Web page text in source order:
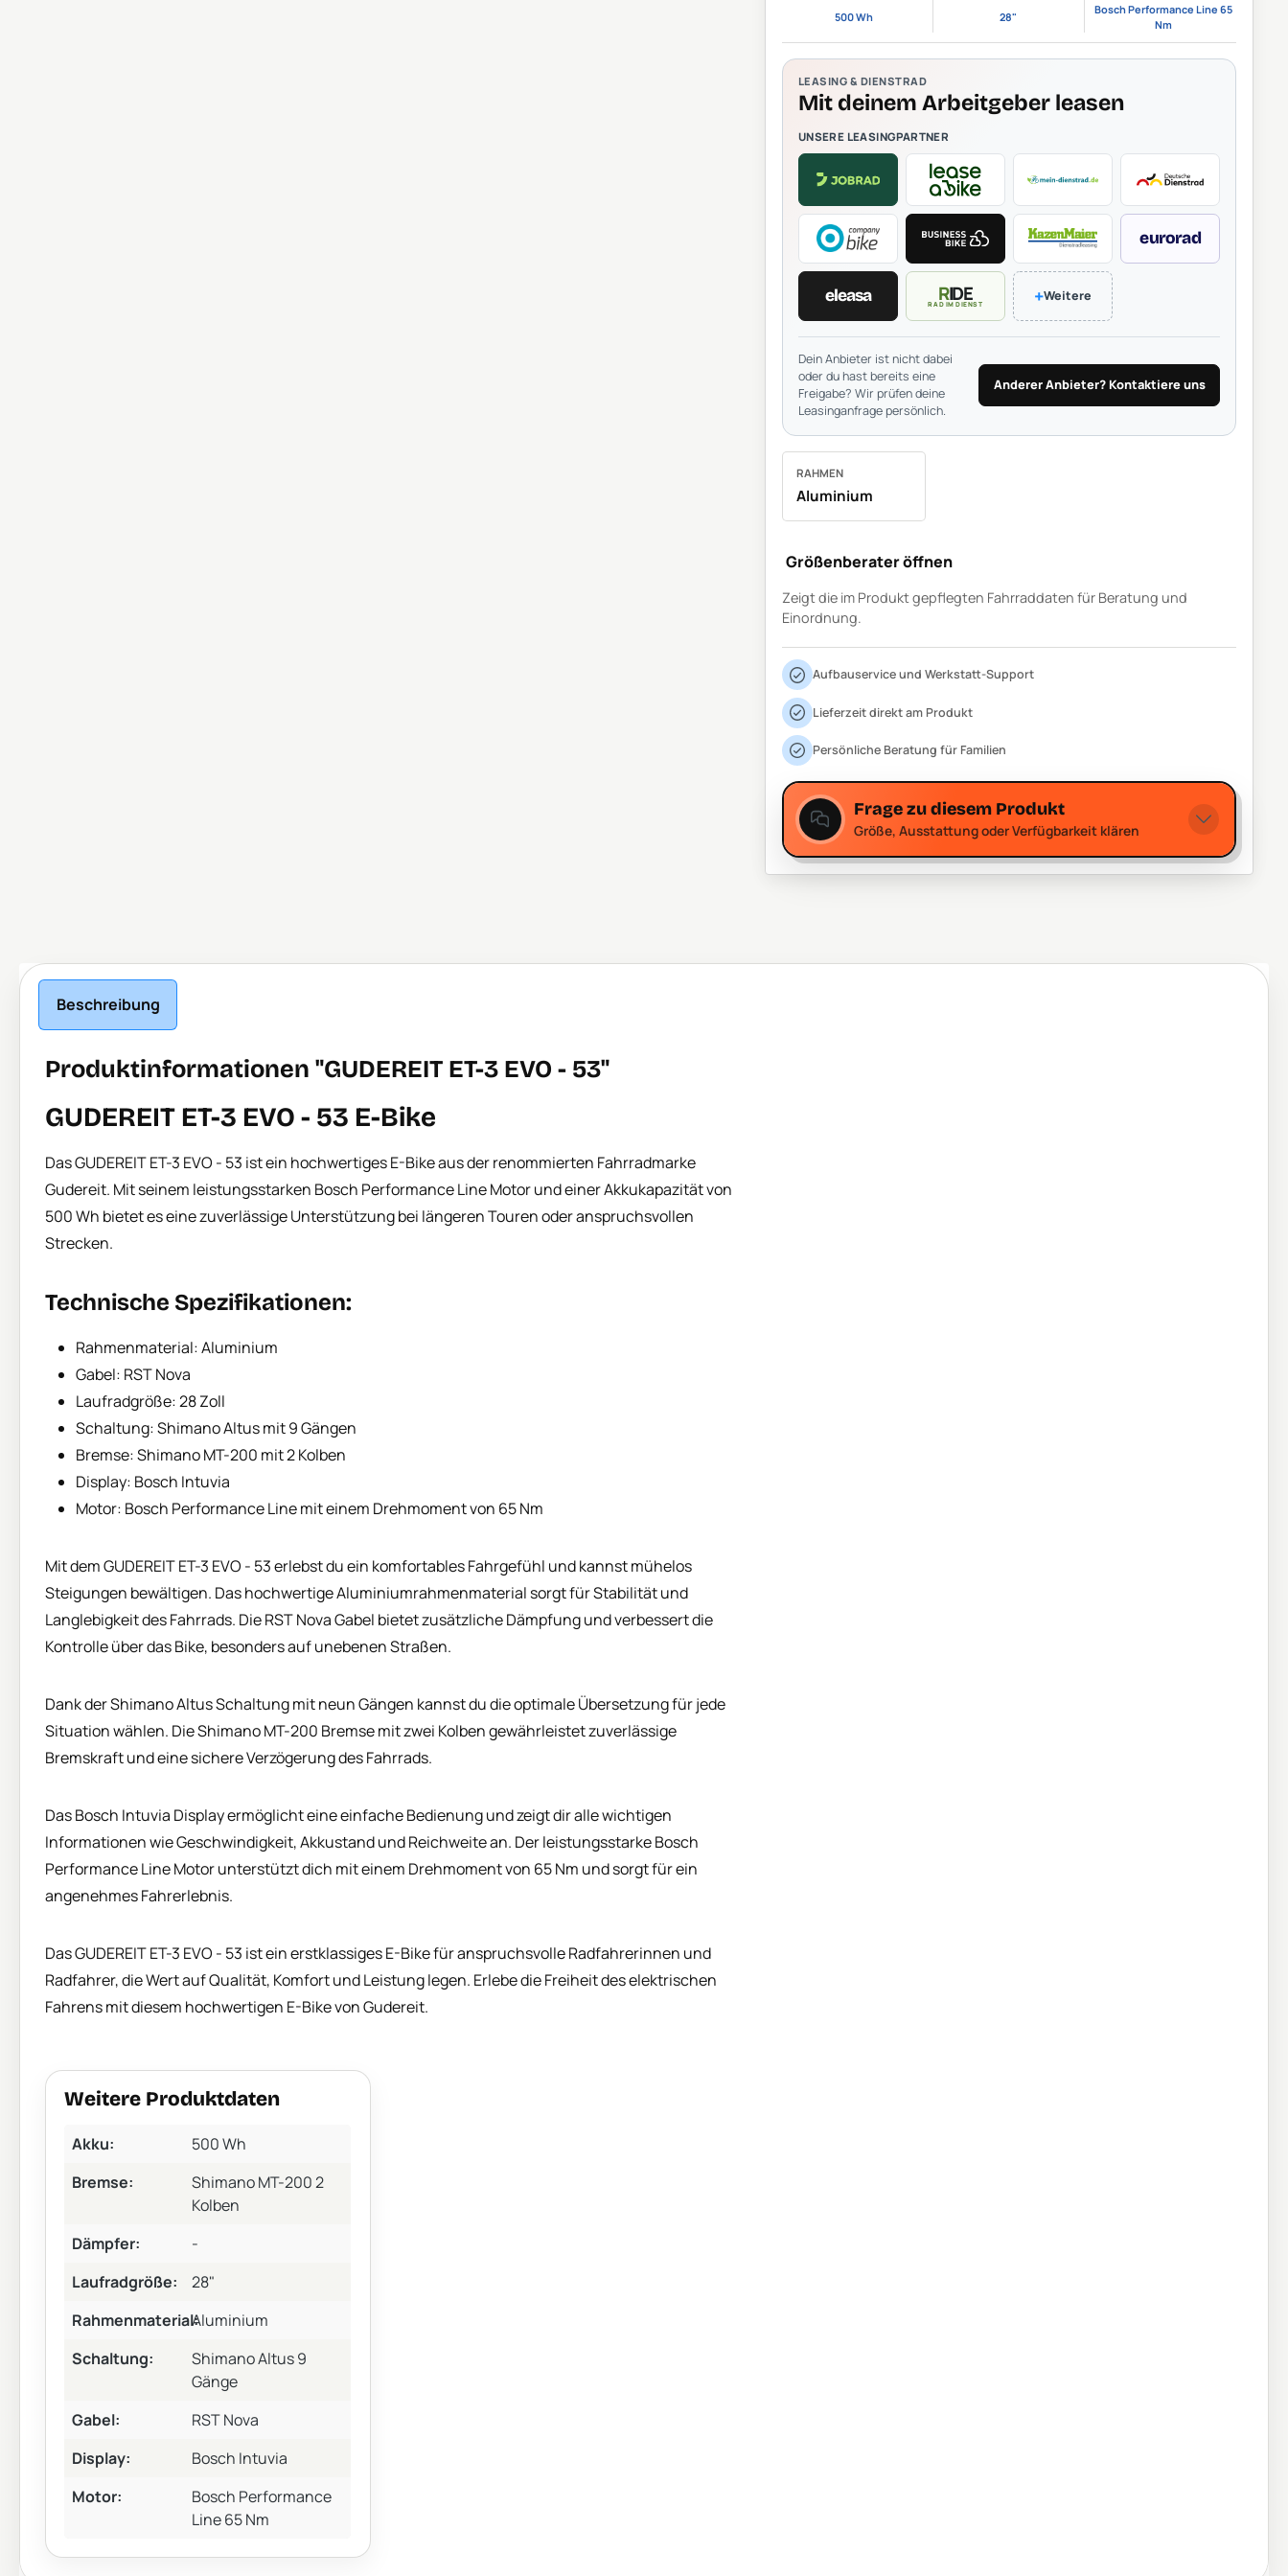
500 Wh 28"
Bosch Performance Line 65
Nm
LEASING & DIENSTRAD
Mit deinem Arbeitgeber leasen
UNSERE LEASINGPARTNER
eurorad
eleasa RIDE
RAD IM DIENST +Weitere
Dein Anbieter ist nicht dabei
oder du hast bereits eine
Freigabe? Wir prüfen deine
Leasinganfrage persönlich.
Anderer Anbieter? Kontaktiere uns
RAHMEN
Aluminium
Größenberater öffnen
Zeigt die im Produkt gepflegten Fahrraddaten für Beratung und
Einordnung.
Aufbauservice und Werkstatt-Support
Lieferzeit direkt am Produkt
Persönliche Beratung für Familien
Frage zu diesem Produkt
Größe, Ausstattung oder Verfügbarkeit klären
Beschreibung
Produktinformationen "GUDEREIT ET-3 EVO - 53"
GUDEREIT ET-3 EVO - 53 E-Bike
Das GUDEREIT ET-3 EVO - 53 ist ein hochwertiges E-Bike aus der renommierten Fahrradmarke
Gudereit. Mit seinem leistungsstarken Bosch Performance Line Motor und einer Akkukapazität von
500 Wh bietet es eine zuverlässige Unterstützung bei längeren Touren oder anspruchsvollen
Strecken.
Technische Spezifikationen:
Rahmenmaterial: Aluminium
Gabel: RST Nova
Laufradgröße: 28 Zoll
Schaltung: Shimano Altus mit 9 Gängen
Bremse: Shimano MT-200 mit 2 Kolben
Display: Bosch Intuvia
Motor: Bosch Performance Line mit einem Drehmoment von 65 Nm
Mit dem GUDEREIT ET-3 EVO - 53 erlebst du ein komfortables Fahrgefühl und kannst mühelos
Steigungen bewältigen. Das hochwertige Aluminiumrahmenmaterial sorgt für Stabilität und
Langlebigkeit des Fahrrads. Die RST Nova Gabel bietet zusätzliche Dämpfung und verbessert die
Kontrolle über das Bike, besonders auf unebenen Straßen.
Dank der Shimano Altus Schaltung mit neun Gängen kannst du die optimale Übersetzung für jede
Situation wählen. Die Shimano MT-200 Bremse mit zwei Kolben gewährleistet zuverlässige
Bremskraft und eine sichere Verzögerung des Fahrrads.
Das Bosch Intuvia Display ermöglicht eine einfache Bedienung und zeigt dir alle wichtigen
Informationen wie Geschwindigkeit, Akkustand und Reichweite an. Der leistungsstarke Bosch
Performance Line Motor unterstützt dich mit einem Drehmoment von 65 Nm und sorgt für ein
angenehmes Fahrerlebnis.
Das GUDEREIT ET-3 EVO - 53 ist ein erstklassiges E-Bike für anspruchsvolle Radfahrerinnen und
Radfahrer, die Wert auf Qualität, Komfort und Leistung legen. Erlebe die Freiheit des elektrischen
Fahrens mit diesem hochwertigen E-Bike von Gudereit.
Weitere Produktdaten
Akku:
500 Wh
Bremse:
Shimano MT-200 2
Kolben
Dämpfer:
-
Laufradgröße:
28"
Rahmenmaterial:Aluminium
Schaltung:
Shimano Altus 9
Gänge
Gabel:
RST Nova
Display:
Bosch Intuvia
Motor:
Bosch Performance
Line 65 Nm